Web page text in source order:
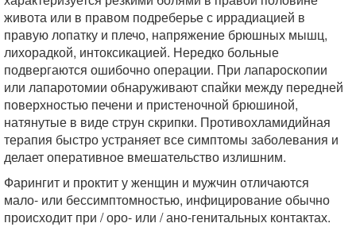
живота или в правом подреберье с иррадиацией в
правую лопатку и плечо, напряжение брюшных мышц,
лихорадкой, интоксикацией. Нередко больные
подвергаются ошибочно операции. При лапароскопии
или лапаротомии обнаруживают спайки между передней
поверхностью печени и пристеночной брюшиной,
натянутые в виде струн скрипки. Противохламидийная
терапия быстро устраняет все симптомы заболевания и
делает оперативное вмешательство излишним.
Фарингит и проктит у женщин и мужчин отличаются
мало- или бессимптомностью, инфицирование обычно
происходит при / оро- или / ано-генитальных контактах.